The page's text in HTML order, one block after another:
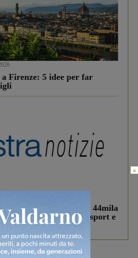
Firenze: 5 idee per far
Smart Cities, oltre 44mila
torna il bando per lo sport e
Estrair
×